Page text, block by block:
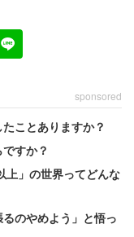
ことだとして
も。
ら候補者の情報が
のは悪でしょう
をして、あくまで
うか？ 候補者が
接で話した内容以
sponsored
ことありますか？
すか？
上」の世界ってどんな
のやめよう」と悟っ